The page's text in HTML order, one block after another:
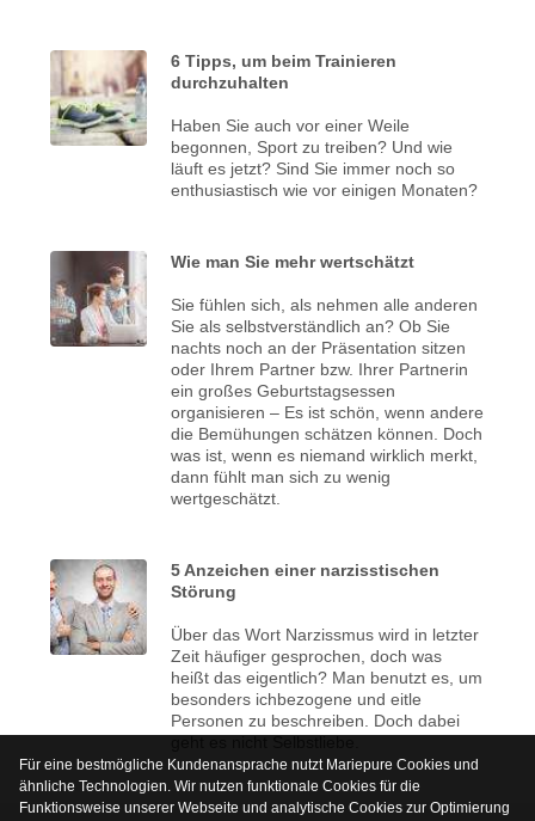
6 Tipps, um beim Trainieren
durchzuhalten
Haben Sie auch vor einer Weile
begonnen, Sport zu treiben? Und wie
läuft es jetzt? Sind Sie immer noch so
enthusiastisch wie vor einigen Monaten?
Wie man Sie mehr wertschätzt
Sie fühlen sich, als nehmen alle anderen
Sie als selbstverständlich an? Ob Sie
nachts noch an der Präsentation sitzen
oder Ihrem Partner bzw. Ihrer Partnerin
ein großes Geburtstagsessen
organisieren – Es ist schön, wenn andere
die Bemühungen schätzen können. Doch
was ist, wenn es niemand wirklich merkt,
dann fühlt man sich zu wenig
wertgeschätzt.
5 Anzeichen einer narzisstischen
Störung
Über das Wort Narzissmus wird in letzter
Zeit häufiger gesprochen, doch was
heißt das eigentlich? Man benutzt es, um
besonders ichbezogene und eitle
Personen zu beschreiben. Doch dabei
geht es nicht Selbstliebe.
Für eine bestmögliche Kundenansprache nutzt Mariepure Cookies und
ähnliche Technologien. Wir nutzen funktionale Cookies für die
Funktionsweise unserer Webseite und analytische Cookies zur Optimierung